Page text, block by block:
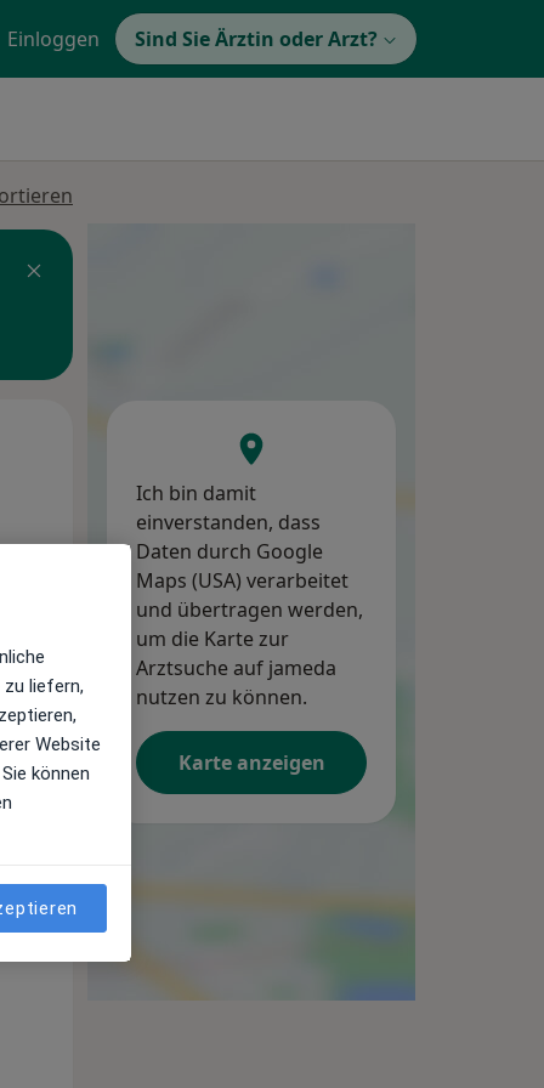
Einloggen Sind Sie Ärztin oder Arzt?
Ich bin damit
einverstanden, dass
Daten durch Google
Maps (USA) verarbeitet
und übertragen werden,
um die Karte zur
Arztsuche auf jameda
nutzen zu können.
Karte anzeigen
liefern,
Website
können